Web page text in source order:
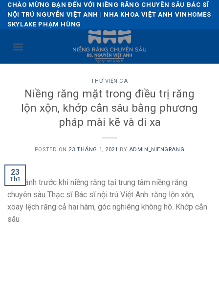
Skip
content
CHÀO MỪNG BẠN ĐẾN VỚI NIỀNG RĂNG CHUYÊN SÂU BÁC SĨ
NỘI TRÚ NGUYỄN VIỆT ANH | NHA KHOA VIỆT ANH VINHOMES
SKYLAKE PHẠM HÙNG
THƯ VIỆN CA
Niềng răng mặt trong điều trị răng
lộn xộn, khớp cắn sâu bằng phương
pháp mài kẽ và di xa
POSTED ON 23 THÁNG 1, 2021 BY ADMIN_NIENGRANG
23
Th1
Hình ảnh trước khi niềng răng tại trung tâm niềng răng
chuyên sâu Thạc sĩ Bác sĩ nội trú Việt Anh: răng lộn xộn,
xoay lệch răng cả hai hàm, góc nghiêng không hô. Khớp cắn
sâu